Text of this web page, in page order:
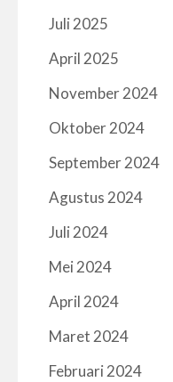
Juli 2025
April 2025
November 2024
Oktober 2024
September 2024
Agustus 2024
Juli 2024
Mei 2024
April 2024
Maret 2024
Februari 2024